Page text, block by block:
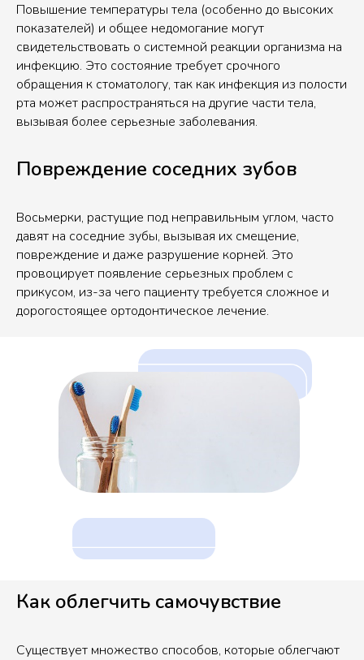
Повышение температуры тела (особенно до высоких
показателей) и общее недомогание могут
свидетельствовать о системной реакции организма на
инфекцию. Это состояние требует срочного
обращения к стоматологу, так как инфекция из полости
рта может распространяться на другие части тела,
вызывая более серьезные заболевания.
Повреждение соседних зубов
Восьмерки, растущие под неправильным углом, часто
давят на соседние зубы, вызывая их смещение,
повреждение и даже разрушение корней. Это
провоцирует появление серьезных проблем с
прикусом, из-за чего пациенту требуется сложное и
дорогостоящее ортодонтическое лечение.
Как облегчить самочувствие
Существует множество способов, которые облегчают